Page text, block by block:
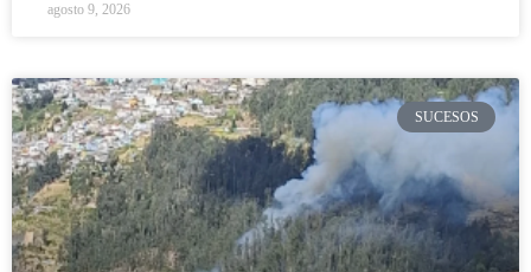
agosto 9, 2026
SUCESOS